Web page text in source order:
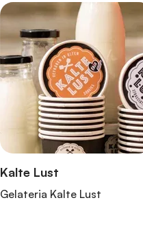
Kalte Lust
Gelateria Kalte Lust